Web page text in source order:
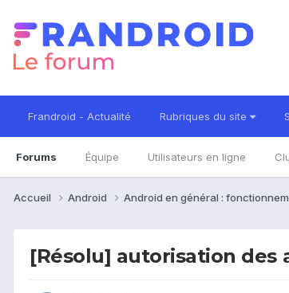
Frandroid - Actualité Rubriques du site
Forums Équipe Utilisateurs en ligne
Accueil Android Android en général :
[Résolu] autorisation des